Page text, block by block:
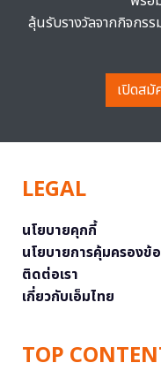
ลุ้นรับรางวัลจากกิจกร
เปิดสมั
LEGAL
นโยบายคุกกี้
นโยบายการคุ้มครองข้
ติดต่อเรา
เกี่ยวกับเอ็มไทย
TOP